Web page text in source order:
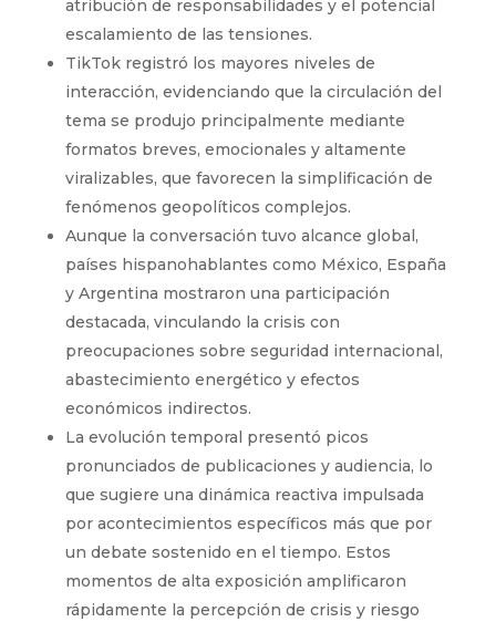
atribución de responsabilidades y el potencial
escalamiento de las tensiones.
TikTok registró los mayores niveles de
interacción, evidenciando que la circulación del
tema se produjo principalmente mediante
formatos breves, emocionales y altamente
viralizables, que favorecen la simplificación de
fenómenos geopolíticos complejos.
Aunque la conversación tuvo alcance global,
países hispanohablantes como México, España
y Argentina mostraron una participación
destacada, vinculando la crisis con
preocupaciones sobre seguridad internacional,
abastecimiento energético y efectos
económicos indirectos.
La evolución temporal presentó picos
pronunciados de publicaciones y audiencia, lo
que sugiere una dinámica reactiva impulsada
por acontecimientos específicos más que por
un debate sostenido en el tiempo. Estos
momentos de alta exposición amplificaron
rápidamente la percepción de crisis y riesgo